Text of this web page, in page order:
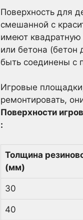
Поверхность для
смешанной с
имеют
или бетона
быть соединены с
Игровые
ремонтировать,
Поверхности
:
Толщина
(мм)
30
40